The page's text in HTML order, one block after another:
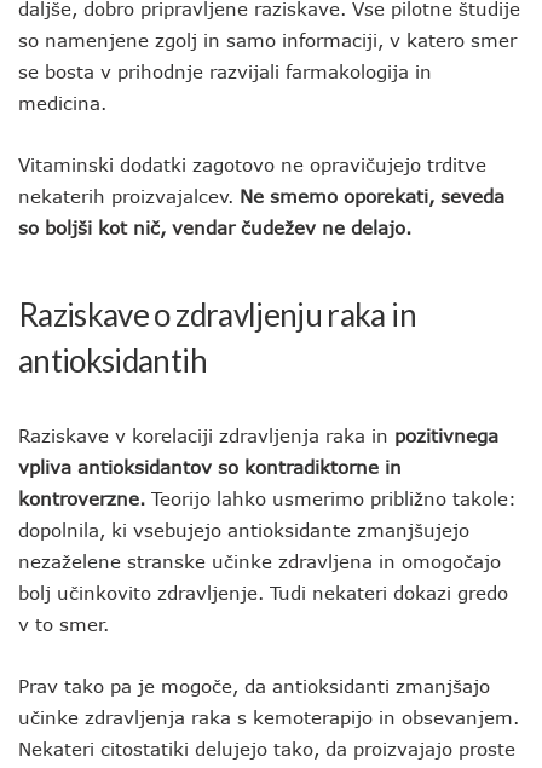
daljše, dobro pripravljene raziskave. Vse pilotne študije
so namenjene zgolj in samo informaciji, v katero smer
se bosta v prihodnje razvijali farmakologija in
medicina.
Vitaminski dodatki zagotovo ne opravičujejo trditve
nekaterih proizvajalcev. Ne smemo oporekati, seveda
so boljši kot nič, vendar čudežev ne delajo.
Raziskave o zdravljenju raka in
antioksidantih
Raziskave v korelaciji zdravljenja raka in pozitivnega
vpliva antioksidantov so kontradiktorne in
kontroverzne. Teorijo lahko usmerimo približno takole:
dopolnila, ki vsebujejo antioksidante zmanjšujejo
nezaželene stranske učinke zdravljena in omogočajo
bolj učinkovito zdravljenje. Tudi nekateri dokazi gredo
v to smer.
Prav tako pa je mogoče, da antioksidanti zmanjšajo
učinke zdravljenja raka s kemoterapijo in obsevanjem.
Nekateri citostatiki delujejo tako, da proizvajajo proste